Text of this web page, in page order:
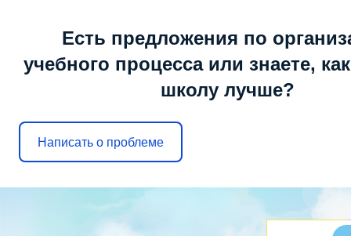
МОБУ ООШ № 6
г. Арсеньев
Есть предложения по
учебного процесса или знаете,
школу лучше?
Написать о проблеме